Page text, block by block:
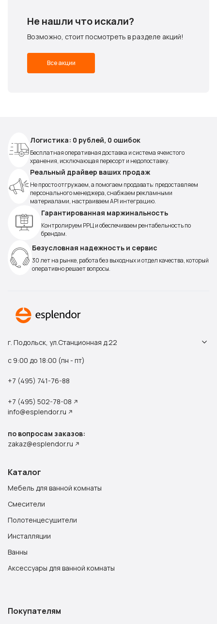
Не нашли что искали?
Возможно, стоит посмотреть в разделе акций!
Все акции
Логистика: 0 рублей, 0 ошибок
Бесплатная оперативная доставка и система ячеистого
хранения, исключающая пересорт и недопоставку.
Реальный драйвер ваших продаж
Не просто отгружаем, а помогаем продавать: предоставляем
персонального менеджера, снабжаем рекламными
материалами, настраиваем API интеграцию.
Гарантированная маржинальность
Контролируем РРЦ и обеспечиваем рентабельность по
брендам.
Безусловная надежность и сервис
30 лет на рынке, работа без выходных и отдел качества, который
оперативно решает вопросы.
г. Подольск, ул.Станционная д.22
с 9:00 до 18:00 (пн - пт)
+7 (495) 741-76-88
+7 (495) 502-78-08
info@esplendor.ru
по вопросам заказов:
zakaz@esplendor.ru
Каталог
Мебель для ванной комнаты
Смесители
Полотенцесушители
Инсталляции
Ванны
Аксессуары для ванной комнаты
Покупателям